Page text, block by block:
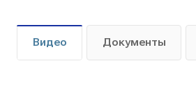
Видео Документы